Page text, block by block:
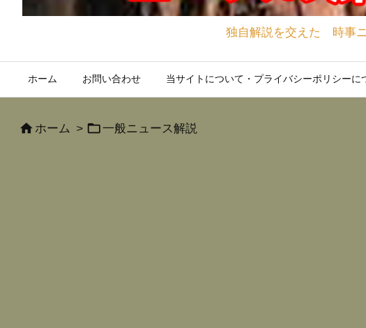
独自解説を交えた 時事
ホーム お問い合わせ 当サイトについて・プライバシーポリシーに
 ホーム > 一般ニュース解説